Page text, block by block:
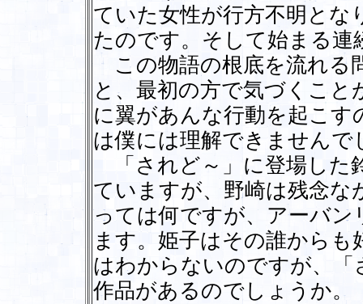
ていた女性が行方不明とな
たのです。そして始まる連
この物語の根底を流れる
と、最初の方で気づくこ
に翼があんな行動を起こ
は僕には理解できませんで
「されど～」に登場した
ていますが、野崎は残念
っては何ですが、アーバン
ます。姫子はその誰から
はわからないのですが、
作品があるのでしょうか。